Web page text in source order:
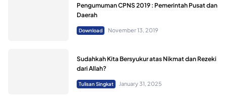
Pengumuman CPNS 2019 : Pemerintah Pusat dan
Daerah
Download November 13, 2019
Sudahkah Kita Bersyukur atas Nikmat dan Rezeki
dari Allah?
Tulisan Singkat January 31, 2025